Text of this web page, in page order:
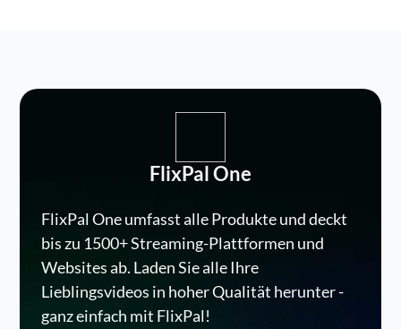
FlixPal One
FlixPal One umfasst alle Produkte und deckt
bis zu 1500+ Streaming-Plattformen und
Websites ab. Laden Sie alle Ihre
Lieblingsvideos in hoher Qualität herunter -
ganz einfach mit FlixPal!